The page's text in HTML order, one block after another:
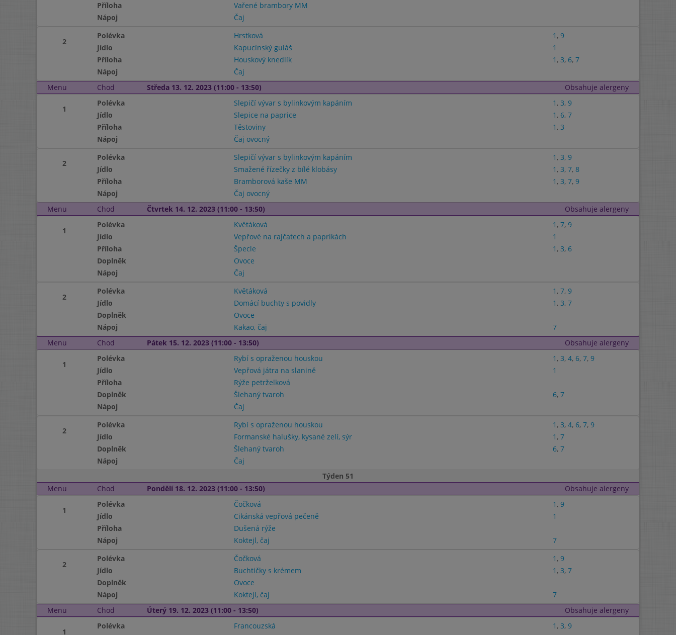
Příloha
Vařené brambory MM
Nápoj
Čaj
2
Polévka Hrstková 1 , 9
Jídlo
Kapucínský guláš
1
Příloha
Houskový knedlík 1 , 3, 6, 7
Nápoj
Čaj
Menu
Chod Středa 13. 12. 2023 (11:00 - 13:50) Obsahuje alergeny
1
Polévka Slepičí vývar s bylinkovým kapáním 1 , 3, 9
Jídlo
Slepice na paprice 1 , 6, 7
Příloha
Těstoviny 1 , 3
Nápoj
Čaj ovocný
2
Polévka Slepičí vývar s bylinkovým kapáním 1 , 3, 9
Jídlo
Smažené řízečky z bílé klobásy 1 , 3, 7, 8
Příloha
Bramborová kaše MM 1 , 3, 7, 9
Nápoj
Čaj ovocný
Menu
Chod Čtvrtek 14. 12. 2023 (11:00 - 13:50) Obsahuje alergeny
1
Polévka Květáková 1 , 7, 9
Jídlo
Vepřové na rajčatech a paprikách
1
Příloha
Špecle 1 , 3, 6
Doplněk
Ovoce
Nápoj
Čaj
2
Polévka Květáková 1 , 7, 9
Jídlo
Domácí buchty s povidly 1 , 3, 7
Doplněk
Ovoce
Nápoj
Kakao, čaj
7
Menu
Chod Pátek 15. 12. 2023 (11:00 - 13:50) Obsahuje alergeny
1
Polévka Rybí s opraženou houskou 1 , 3, 4, 6, 7, 9
Jídlo
Vepřová játra na slanině
1
Příloha
Rýže petrželková
Doplněk
Šlehaný tvaroh 6, 7
Nápoj
Čaj
2
Polévka Rybí s opraženou houskou 1 , 3, 4, 6, 7, 9
Jídlo
Formanské halušky, kysané zelí, sýr 1 , 7
Doplněk
Šlehaný tvaroh 6, 7
Nápoj
Čaj
Týden 51
Menu
Chod Pondělí 18. 12. 2023 (11:00 - 13:50) Obsahuje alergeny
1
Polévka Čočková 1 , 9
Jídlo
Cikánská vepřová pečeně
1
Příloha
Dušená rýže
Nápoj
Koktejl, čaj 7
2
Polévka Čočková 1 , 9
Jídlo
Buchtičky s krémem 1 , 3, 7
Doplněk
Ovoce
Nápoj
Koktejl, čaj
7
Menu
Chod Úterý 19. 12. 2023 (11:00 - 13:50) Obsahuje alergeny
1
Polévka Francouzská 1 , 3, 9